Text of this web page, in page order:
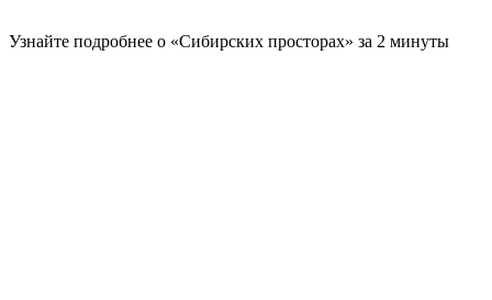
Узнайте подробнее о «Сибирских просторах» за 2 минуты